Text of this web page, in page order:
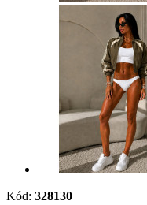
Kód: 328130